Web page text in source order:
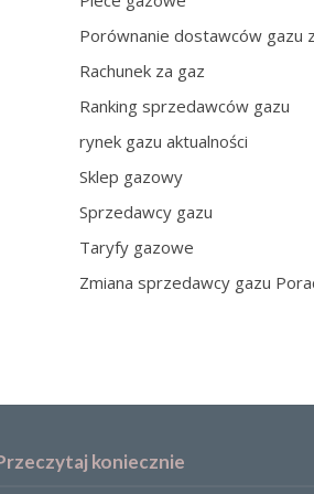
Porównanie dostawców gazu
Rachunek za gaz
Ranking sprzedawców gazu
rynek gazu aktualności
Sklep gazowy
Sprzedawcy gazu
Taryfy gazowe
Zmiana sprzedawcy gazu
koniecznie